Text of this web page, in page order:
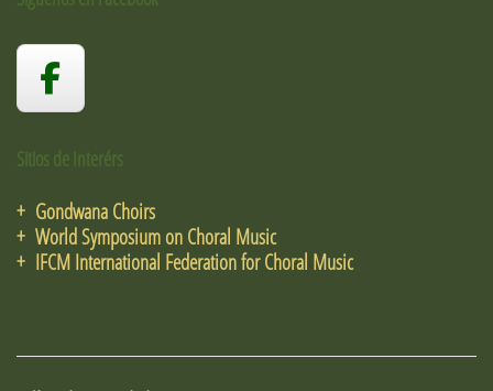
Sitios de Interérs
+ Gondwana Choirs
+ World Symposium on Choral Music
+ IFCM International Federation for Choral Music